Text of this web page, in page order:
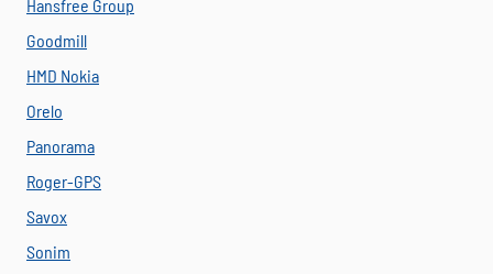
Hansfree Group
Goodmill
HMD Nokia
Orelo
Panorama
Roger-GPS
Savox
Sonim